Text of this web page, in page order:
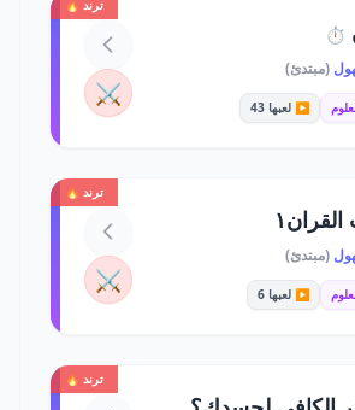
ترند 🔥
⏱️
(مبتدئ)
▶️ لعبها 43 ⚔️
ترند 🔥
(مبتدئ)
▶️ لعبها 6 ⚔️
ترند 🔥